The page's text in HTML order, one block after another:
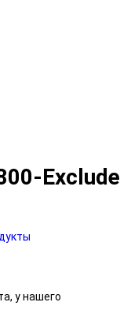
Exclude
у нашего